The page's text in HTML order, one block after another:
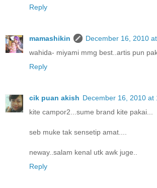
Reply
mamashikin
December 16, 2010
wahida- miyami mmg best..artis pun
Reply
cik puan akish December 16, 2010 at
kite campor2...sume brand kite pakai...
seb muke tak sensetip amat....
neway..salam kenal utk awk juge..
Reply